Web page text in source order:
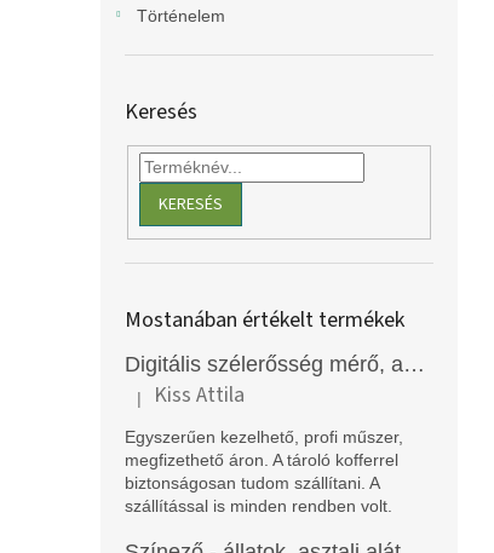
Történelem
Keresés
KERESÉS
Mostanában értékelt termékek
Digitális szélerősség mérő, anemométer, EM2250
A termék értékelése 5-ből 5 csillag.
| Kiss Attila
Egyszerűen kezelhető, profi műszer,
megfizethető áron. A tároló kofferrel
biztonságosan tudom szállítani. A
szállítással is minden rendben volt.